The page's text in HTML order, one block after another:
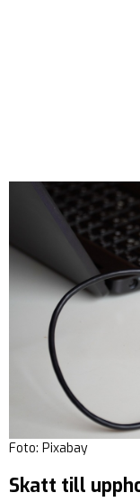
Foto: Pixabay
Skatt till